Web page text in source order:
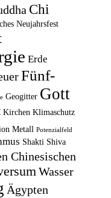
Chi
Neujahrsfest
Erde
Fünf-
Geogitter Gott
Kirchen Klimaschutz
Metall Potenzialfeld
Shakti Shiva
Chinesischen
Wasser
Ägypten